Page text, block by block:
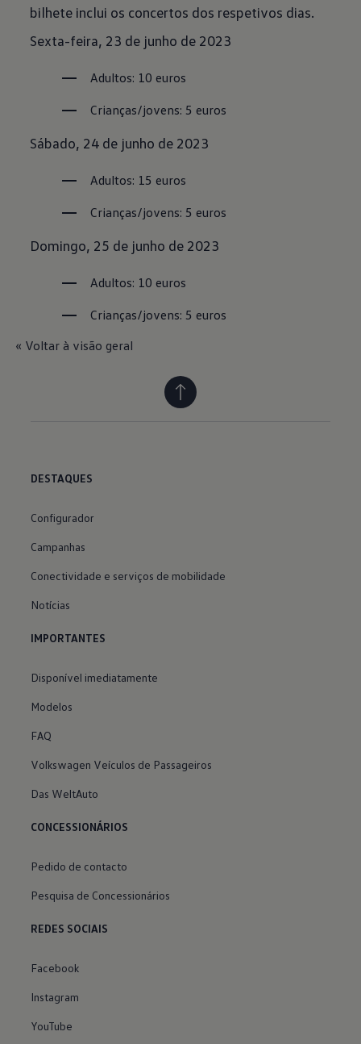
bilhete inclui os concertos dos respetivos dias.
Sexta-feira, 23 de junho de 2023
Adultos: 10 euros
Crianças/jovens: 5 euros
Sábado, 24 de junho de 2023
Adultos: 15 euros
Crianças/jovens: 5 euros
Domingo, 25 de junho de 2023
Adultos: 10 euros
Crianças/jovens: 5 euros
« Voltar à visão geral
DESTAQUES
Configurador
Campanhas
Conectividade e serviços de mobilidade
Notícias
IMPORTANTES
Disponível imediatamente
Modelos
FAQ
Volkswagen Veículos de Passageiros
Das WeltAuto
CONCESSIONÁRIOS
Pedido de contacto
Pesquisa de Concessionários
REDES SOCIAIS
Facebook
Instagram
YouTube